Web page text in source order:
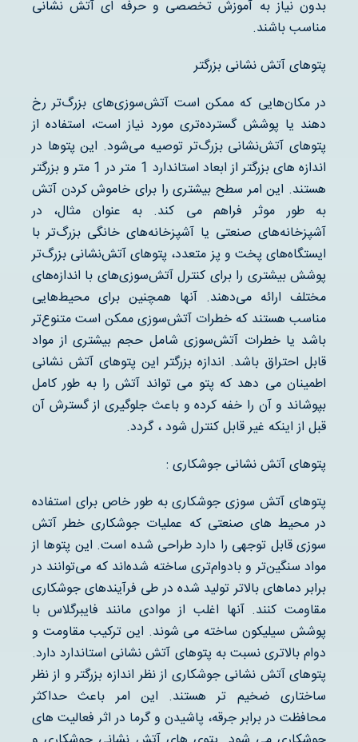
بدون نیاز به آموزش تخصصی و حرفه ای آتش نشانی
مناسب باشند.
پتوهای آتش نشانی بزرگتر
در مکان‌هایی که ممکن است آتش‌سوزی‌های بزرگ‌تر رخ
دهند یا پوشش گسترده‌تری مورد نیاز است، استفاده از
پتوهای آتش‌نشانی بزرگ‌تر توصیه می‌شود. این پتوها در
اندازه های بزرگتر از ابعاد استاندارد 1 متر در 1 متر و بزرگتر
هستند. این امر سطح بیشتری را برای خاموش کردن آتش
به طور موثر فراهم می کند. به عنوان مثال، در
آشپزخانه‌های صنعتی یا آشپزخانه‌های خانگی بزرگ‌تر با
ایستگاه‌های پخت و پز متعدد، پتوهای آتش‌نشانی بزرگ‌تر
پوشش بیشتری را برای کنترل آتش‌سوزی‌های با اندازه‌های
مختلف ارائه می‌دهند. آنها همچنین برای محیط‌هایی
مناسب هستند که خطرات آتش‌سوزی ممکن است متنوع‌تر
باشد یا خطرات آتش‌سوزی شامل حجم بیشتری از مواد
قابل احتراق باشد. اندازه بزرگتر این پتوهای آتش نشانی
اطمینان می دهد که پتو می تواند آتش را به طور کامل
بپوشاند و آن را خفه کرده و باعث جلوگیری از گسترش آن
قبل از اینکه غیر قابل کنترل شود ، گردد.
پتوهای آتش نشانی جوشکاری :
پتوهای آتش سوزی جوشکاری به طور خاص برای استفاده
در محیط های صنعتی که عملیات جوشکاری خطر آتش
سوزی قابل توجهی را دارد طراحی شده است. این پتوها از
مواد سنگین‌تر و بادوام‌تری ساخته شده‌اند که می‌توانند در
برابر دماهای بالاتر تولید شده در طی فرآیندهای جوشکاری
مقاومت کنند. آنها اغلب از موادی مانند فایبرگلاس با
پوشش سیلیکون ساخته می شوند. این ترکیب مقاومت و
دوام بالاتری نسبت به پتوهای آتش نشانی استاندارد دارد.
پتوهای آتش نشانی جوشکاری از نظر اندازه بزرگتر و از نظر
ساختاری ضخیم تر هستند. این امر باعث حداکثر
محافظت در برابر جرقه، پاشیدن و گرما در اثر فعالیت های